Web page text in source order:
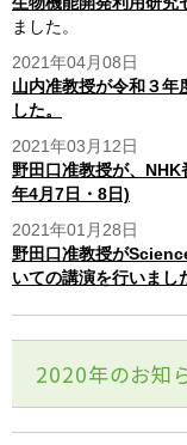
ました。
2021年04月08日
山内准教授が令和３年
した。
2021年03月12日
野田口准教授が、
年4月7日・8日)
2021年01月28日
野田口准教授が
いての講演を行いまし
2020年のお知